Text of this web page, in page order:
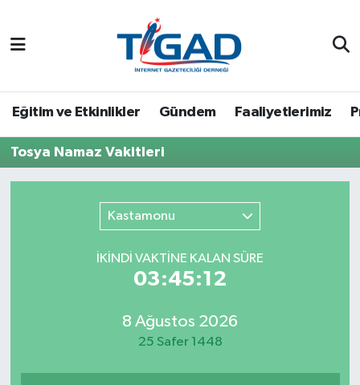
Eğitim ve Etkinlikler Gündem Faaliyetlerimiz
Tosya Namaz Vakitleri
Kastamonu
İKINDI VAKTİNE KALAN SÜRE
03:45:12
8 Ağustos 2026
25 Safer 1448
Nöbetçi Eczaneler
Trafik Durumu
Puan Durumu ve Fikstür
Tüm Manşetler